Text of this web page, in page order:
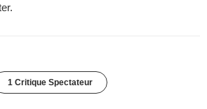
1 Critique Spectateur